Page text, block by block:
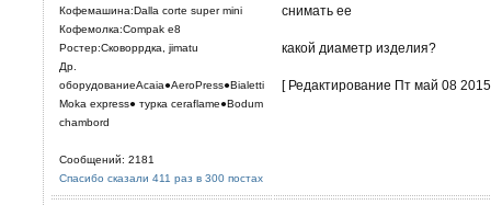
Кофемашина:Dalla corte super mini
Кофемолка:Compak e8
Ростер:Сковоррдка, jimatu
Др.
оборудованиеAcaia●AeroPress●Bialetti
Moka express● турка сeraflame●Bodum
chambord
Сообщений: 2181
Спасибо сказали 411 раз в 300 постах
снимать ее
какой диаметр изделия?
[ Редактирование Пт май 08